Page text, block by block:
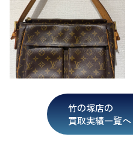
竹の塚店の
買取実績一覧へ